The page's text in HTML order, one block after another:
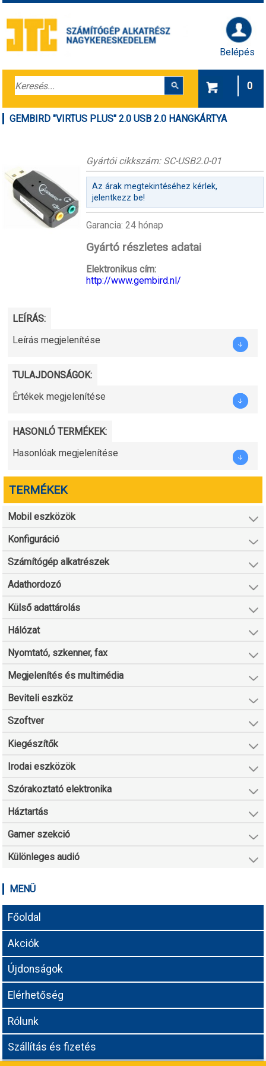
Belépés
0
GEMBIRD "VIRTUS PLUS" 2.0 USB 2.0 HANGKÁRTYA
Gyártói cikkszám: SC-USB2.0-01
Az árak megtekintéséhez kérlek,
jelentkezz be!
Garancia: 24 hónap
Gyártó részletes adatai
Elektronikus cím:
http://www.gembird.nl/
LEÍRÁS:
Leírás megjelenítése
TULAJDONSÁGOK:
Értékek megjelenítése
HASONLÓ TERMÉKEK:
Hasonlóak megjelenítése
TERMÉKEK
Mobil eszközök
Konfiguráció
Számítógép alkatrészek
Adathordozó
Külső adattárolás
Hálózat
Nyomtató, szkenner, fax
Megjelenítés és multimédia
Beviteli eszköz
Szoftver
Kiegészítők
Irodai eszközök
Szórakoztató elektronika
Háztartás
Gamer szekció
Különleges audió
MENÜ
Főoldal
Akciók
Újdonságok
Elérhetőség
Rólunk
Szállítás és fizetés